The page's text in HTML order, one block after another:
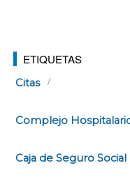
ETIQUETAS
Citas
Complejo
Caja de Seguro Social